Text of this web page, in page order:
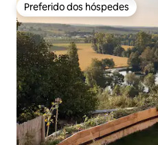
Preferido dos hóspedes
Preferido dos hóspedes